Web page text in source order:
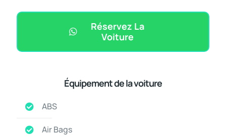
Réservez La
Voiture
Équipement de la voiture
ABS
Air Bags